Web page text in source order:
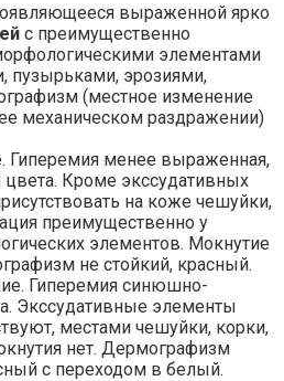
выраженной ярко
с преимущественно
элементами
пузырьками, эрозиями,
(местное изменение
механическом раздражении)
Гиперемия менее выраженная,
цвета. Кроме экссудативных
на коже чешуйки,
преимущественно у
элементов. Мокнутие
не стойкий, красный.
Гиперемия синюшно-
Экссудативные элементы
местами чешуйки, корки,
нет. Дермографизм
с переходом в белый.